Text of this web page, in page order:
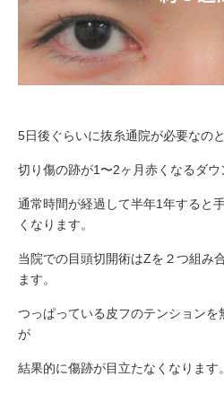
5日後ぐらいに抜糸通院が必要なのと
切り傷の跡が1〜2ヶ月赤くなるダウ
通常時間が経過して半年1年すると
くなります。
当院での目頭切開術はZを２つ組み
ます。
つっぱっている皮フのテンション
が
結果的に傷跡が目立たなくなります。